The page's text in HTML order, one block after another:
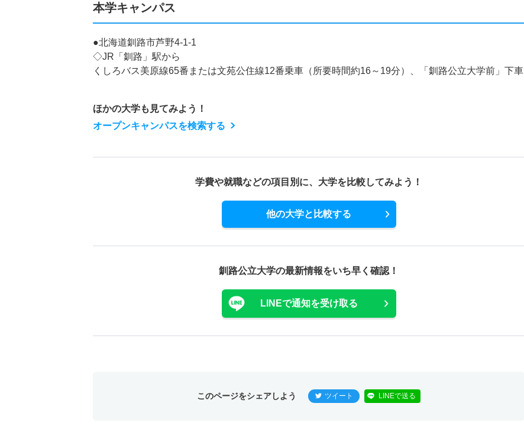
本学キャンパス
●北海道釧路市芦野4-1-1
◇JR「釧路」駅から
くしろバス美原線65番または文苑公住線12番乗車（所要時間約16～19分）、「釧路公立大学前」下車
ほかの大学も見てみよう！
オープンキャンパスを検索する
学費や就職などの項目別に、 大学を比較してみよう！
他の大学と比較する
釧路公立大学の最新情報をいち早く確認！
LINEで通知を受け取る
このページをシェアしよう ツイート LINEで送る